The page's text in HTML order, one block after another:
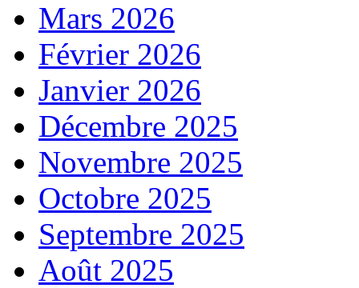
Mars 2026
Février 2026
Janvier 2026
Décembre 2025
Novembre 2025
Octobre 2025
Septembre 2025
Août 2025